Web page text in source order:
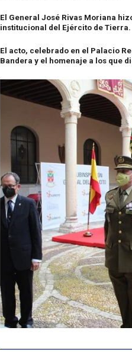
El General José Rivas Moriana
institucional del Ejército de Tierra.
El acto, celebrado en el Palacio
Bandera y el homenaje a los que